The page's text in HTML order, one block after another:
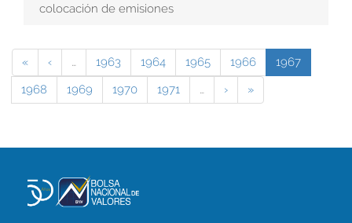
colocación de emisiones
« ‹ … 1963 1964 1965 1966
1967
1968
1969 1970 1971 … › »